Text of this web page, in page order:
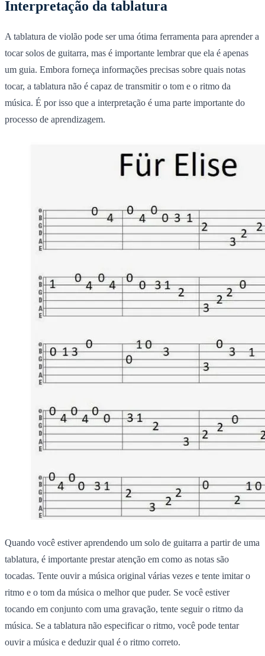
Interpretação da tablatura
A tablatura de violão pode ser uma ótima ferramenta para aprender a
tocar solos de guitarra, mas é importante lembrar que ela é apenas
um guia. Embora forneça informações precisas sobre quais notas
tocar, a tablatura não é capaz de transmitir o tom e o ritmo da
música. É por isso que a interpretação é uma parte importante do
processo de aprendizagem.
Quando você estiver aprendendo um solo de guitarra a partir de uma
tablatura, é importante prestar atenção em como as notas são
tocadas. Tente ouvir a música original várias vezes e tente imitar o
ritmo e o tom da música o melhor que puder. Se você estiver
tocando em conjunto com uma gravação, tente seguir o ritmo da
música. Se a tablatura não especificar o ritmo, você pode tentar
ouvir a música e deduzir qual é o ritmo correto.